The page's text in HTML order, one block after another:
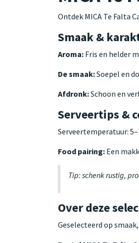
Ontdek MICA Te Falta
Smaak &
Aroma: Fris en helder
De smaak:Soepel en
Afdronk:Schoon en
Serveertips &
Serveertemperatuur:
Food pairing: Een
Tip: schenk rustig,
Over deze
Geselecteerd op